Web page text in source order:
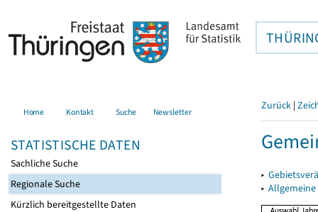
Home Kontakt Suche Newsletter
STATISTISCHE DATEN
Sachliche Suche
Regionale Suche
Kürzlich bereitgestellte Daten
Zurück |
▸
▸